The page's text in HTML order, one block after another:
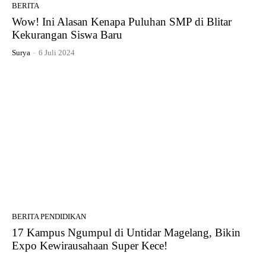
BERITA
Wow! Ini Alasan Kenapa Puluhan SMP di Blitar
Kekurangan Siswa Baru
Surya - 6 Juli 2024
BERITA PENDIDIKAN
17 Kampus Ngumpul di Untidar Magelang, Bikin
Expo Kewirausahaan Super Kece!